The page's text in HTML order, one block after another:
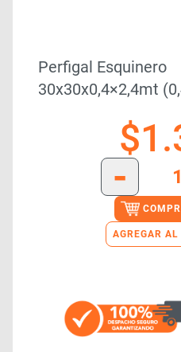
Perfigal Esquinero
30x30x0,4×2,4mt
$
-
AGREGAR